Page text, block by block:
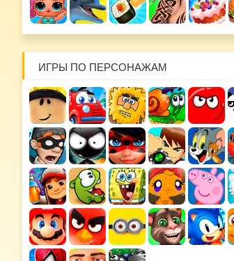
ИГРЫ ПО ПЕРСОНАЖАМ